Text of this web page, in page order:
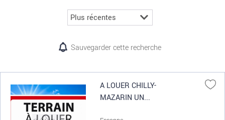
Sauvegarder cette recherche
A LOUER CHILLY-
MAZARIN UN...